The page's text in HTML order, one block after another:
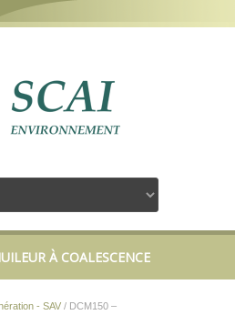
À COALESCENCE
- SAV / DCM150 –